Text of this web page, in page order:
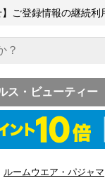
】ご登録情報の継続
ス・ビューティー
ルームウエア・パジャマ